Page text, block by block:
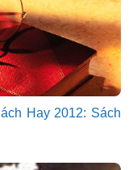
Hay 2012: Sách